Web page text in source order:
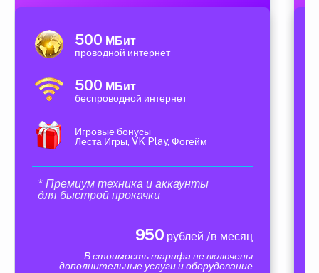
500 МБит
проводной интернет
500 МБит
беспроводной интернет
Игровые бонусы
Леста Игры, VK Play, Фогейм
* Премиум техника и аккаунты
для быстрой прокачки
950 рублей /в месяц
В стоимость тарифа не включены
дополнительные услуги и оборудование